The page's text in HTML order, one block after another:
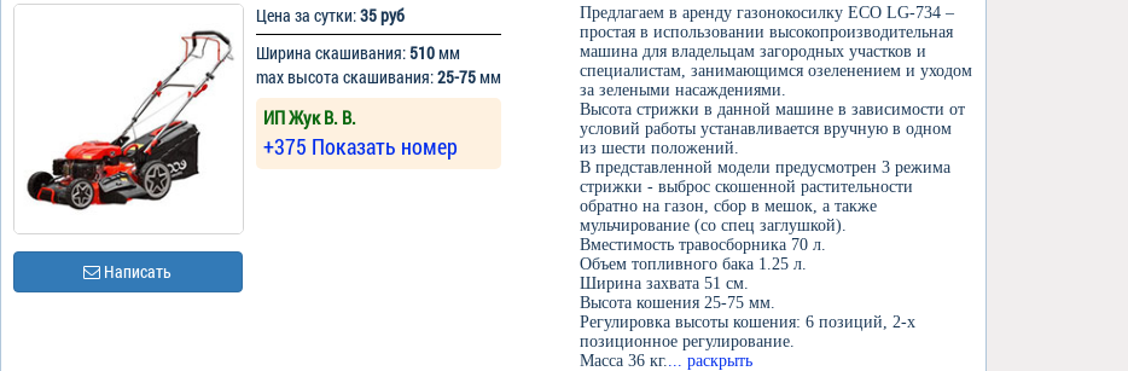
Написать
Цена за сутки:35 руб
Ширина скашивания: 510мм
max высота скашивания:25-75мм
ИП Жук В. В.
+375 Показать номер
Предлагаем в аренду газонокосилку ECO LG-734 –
простая в использовании высокопроизводительная
машина для владельцам загородных участков и
специалистам, занимающимся озеленением и уходом
за зелеными насаждениями.
Высота стрижки в данной машине в зависимости от
условий работы устанавливается вручную в одном
из шести положений.
В представленной модели предусмотрен 3 режима
стрижки - выброс скошенной растительности
обратно на газон, сбор в мешок, а также
мульчирование (со спец заглушкой).
Вместимость травосборника 70 л.
Объем топливного бака 1.25 л.
Ширина захвата 51 см.
Высота кошения 25-75 мм.
Регулировка высоты кошения: 6 позиций, 2-х
позиционное регулирование.
Масса 36 кг.... раскрыть